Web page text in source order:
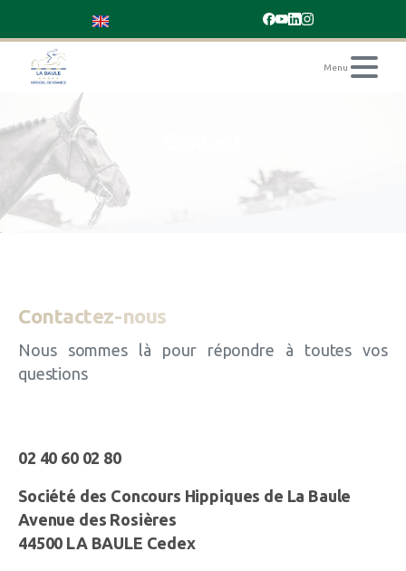
Contactez-nous
Nous sommes là pour répondre à toutes vos
questions
02 40 60 02 80
Société des Concours Hippiques de La Baule
Avenue des Rosières
44500 LA BAULE Cedex